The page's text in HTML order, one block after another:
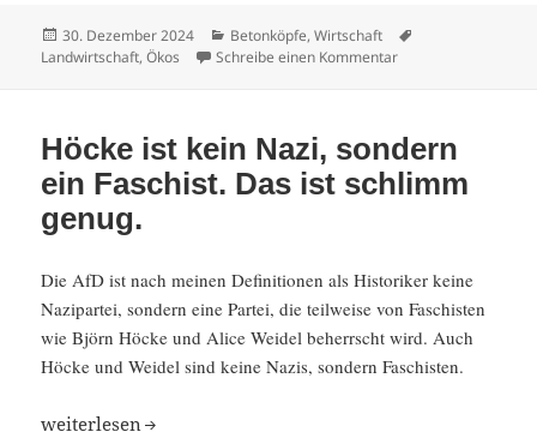
Veröffentlicht
am
30. Dezember 2024 Kategorien
Betonköpfe,Wirtschaft
Landwirtschaft,Ökos Schreibe einen Kommentarzu Kann Bio-
Höcke ist kein Nazi, sondern
ein Faschist. Das ist schlimm
genug.
Die AfD ist nach meinen Defini­tionen als Histo­riker keine
Nazipartei, sondern eine Partei, die teilweise von Faschisten
wie Björn Höcke und Alice Weidel beherrscht wird. Auch
Höcke und Weidel sind keine Nazis, sondern Faschisten.
Höcke ist kein Nazi, sondern ein Faschist. Das ist
weiter­lesen